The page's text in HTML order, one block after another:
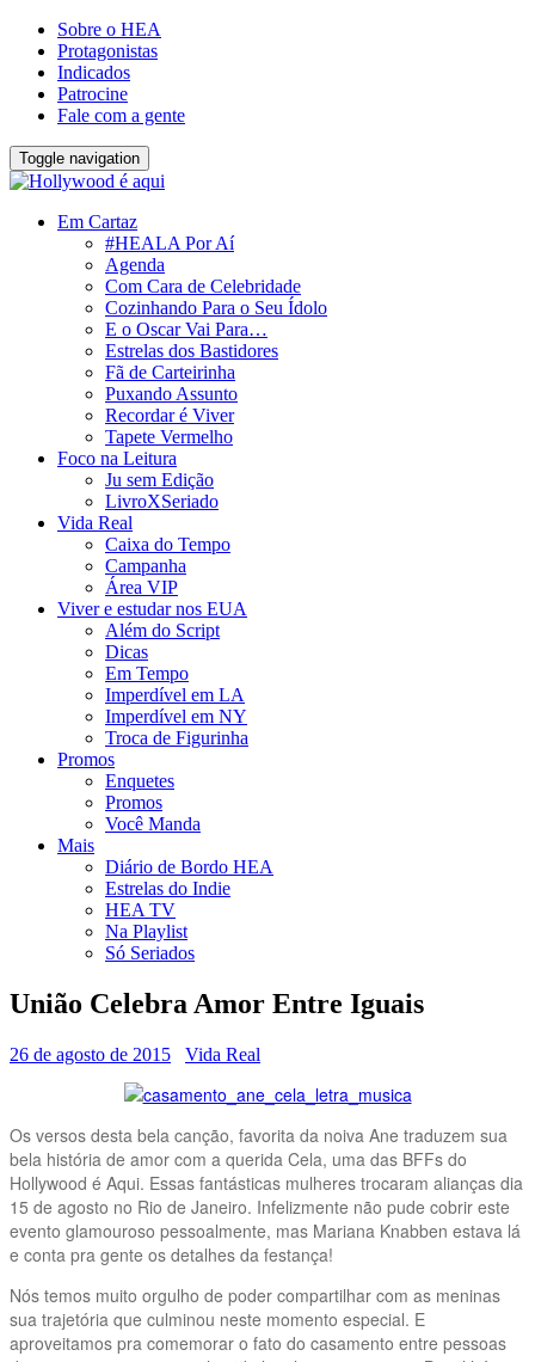
Sobre o HEA
Protagonistas
Indicados
Patrocine
Fale com a gente
Toggle navigation
Em Cartaz
#HEALA Por Aí
Agenda
Com Cara de Celebridade
Cozinhando Para o Seu Ídolo
E o Oscar Vai Para…
Estrelas dos Bastidores
Fã de Carteirinha
Puxando Assunto
Recordar é Viver
Tapete Vermelho
Foco na Leitura
Ju sem Edição
LivroXSeriado
Vida Real
Caixa do Tempo
Campanha
Área VIP
Viver e estudar nos EUA
Além do Script
Dicas
Em Tempo
Imperdível em LA
Imperdível em NY
Troca de Figurinha
Promos
Enquetes
Promos
Você Manda
Mais
Diário de Bordo HEA
Estrelas do Indie
HEA TV
Na Playlist
Só Seriados
União Celebra Amor Entre Iguais
26 de agosto de 2015 Vida Real
Os versos desta bela canção, favorita da noiva Ane traduzem sua
bela história de amor com a querida Cela, uma das BFFs do
Hollywood é Aqui. Essas fantásticas mulheres trocaram alianças dia
15 de agosto no Rio de Janeiro. Infelizmente não pude cobrir este
evento glamouroso pessoalmente, mas Mariana Knabben estava lá
e conta pra gente os detalhes da festança!
Nós temos muito orgulho de poder compartilhar com as meninas
sua trajetória que culminou neste momento especial. E
aproveitamos pra comemorar o fato do casamento entre pessoas